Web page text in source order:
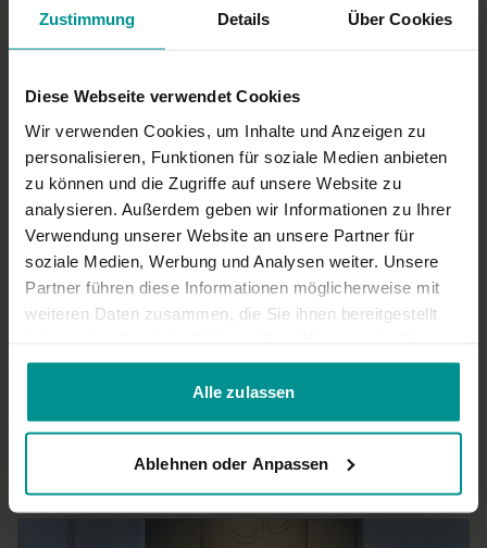
Zustimmung Details Über Cookies
Diese Webseite verwendet Cookies
Wir verwenden Cookies, um Inhalte und Anzeigen zu
personalisieren, Funktionen für soziale Medien anbieten
zu können und die Zugriffe auf unsere Website zu
analysieren. Außerdem geben wir Informationen zu Ihrer
Verwendung unserer Website an unsere Partner für
soziale Medien, Werbung und Analysen weiter. Unsere
Partner führen diese Informationen möglicherweise mit
weiteren Daten zusammen, die Sie ihnen bereitgestellt
gesammelt haben.
Alle zulassen
Ablehnen oder Anpassen
Sukadev Volker Bretz
Für alle | Hatha Yoga
Felicitas Ntomchukwu
Anfänger | Vinyasa Yoga